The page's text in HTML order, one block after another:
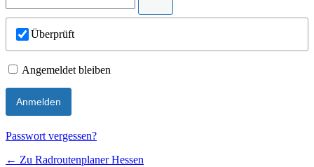
Überprüft
Angemeldet bleiben
Passwort vergessen?
← Zu Radroutenplaner Hessen